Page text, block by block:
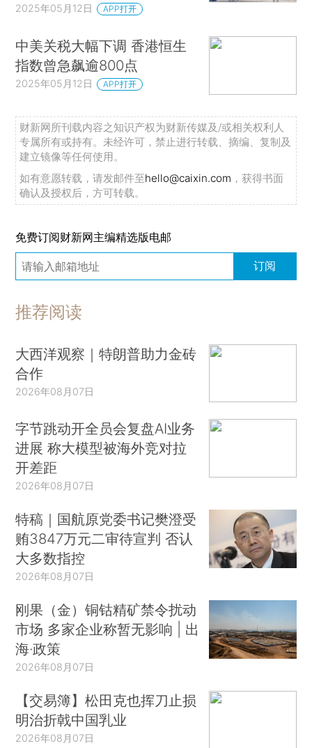
2025年05月12日 APP打开
中美关税大幅下调 香港恒生
指数曾急飙逾800点
2025年05月12日 APP打开
财新网所刊载内容之知识产权为财新传媒及/或相关权利人
专属所有或持有。未经许可，禁止进行转载、摘编、复制及
建立镜像等任何使用。
如有意愿转载，请发邮件至hello@caixin.com ，获得书面
确认及授权后，方可转载。
免费订阅财新网主编精选版电邮
订阅
推荐阅读
大西洋观察｜特朗普助力金砖
合作
2026年08月07日
字节跳动开全员会复盘AI业务
进展 称大模型被海外竞对拉
开差距
2026年08月07日
特稿｜国航原党委书记樊澄受
贿3847万元二审待宣判 否认
大多数指控
2026年08月07日
刚果（金）铜钴精矿禁令扰动
市场 多家企业称暂无影响 | 出
海·政策
2026年08月07日
【交易簿】松田克也挥刀止损
明治折戟中国乳业
2026年08月07日